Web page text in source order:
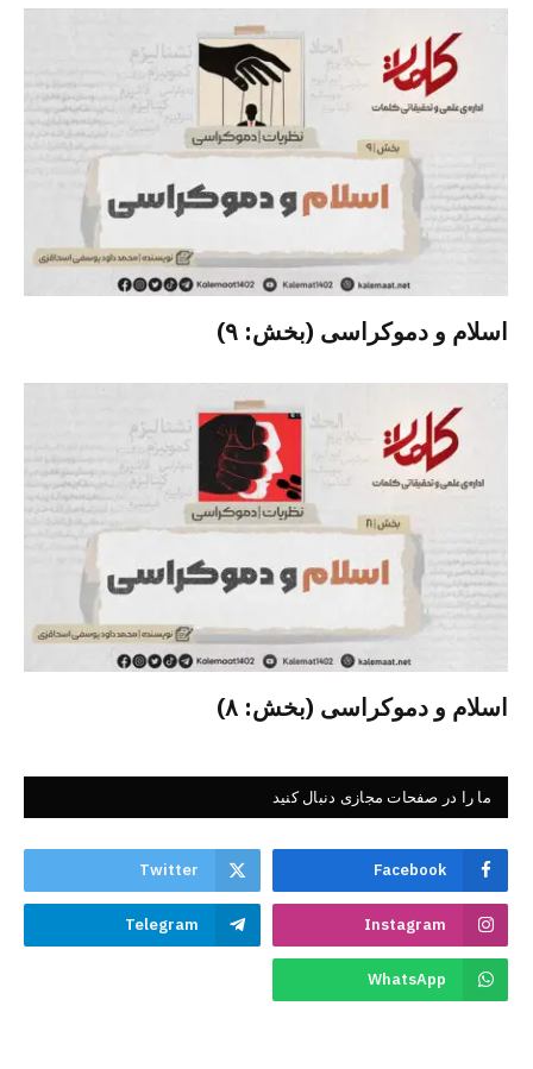
اسلام و دموکراسی (بخش: ۹)
اسلام و دموکراسی (بخش: ۸)
ما را در صفحات مجازی دنبال کنید
Facebook
Twitter
Instagram
Telegram
WhatsApp